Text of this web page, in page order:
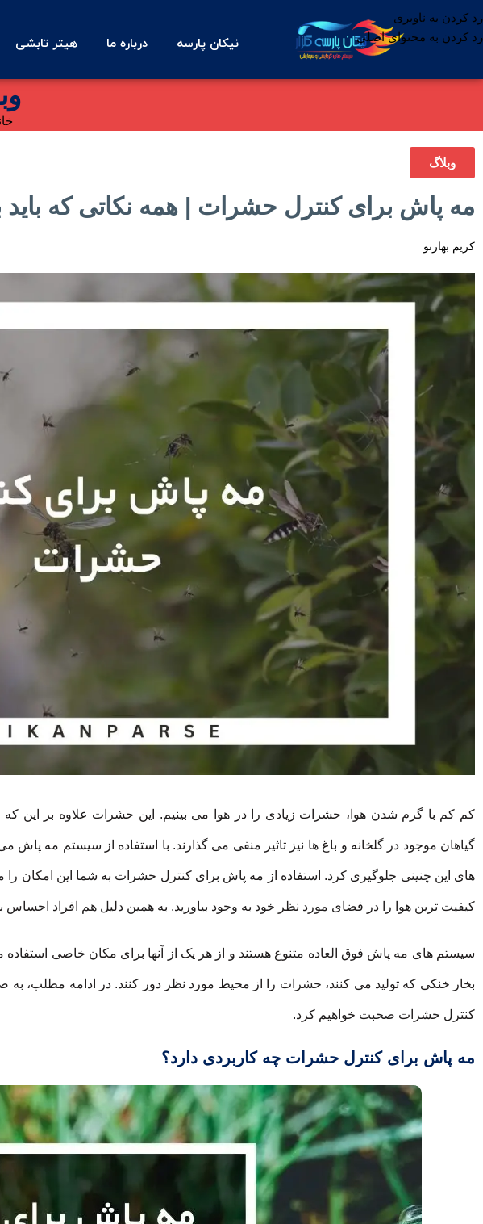
رد کردن به ناوبری
رد کردن به محتوای اصلی
نیکان پارسه درباره ما هیتر تابشی
وبلاگ
مه پاش برای کنترل حشرات | همه نکاتی که باید
کریم بهارنو
کم کم با گرم شدن هوا، حشرات زیادی را در هوا می بینیم. این حشرات علاوه بر این که
گیاهان موجود در گلخانه و باغ ها نیز تاثیر منفی می گذارند. با استفاده از سیستم مه
های این چنینی جلوگیری کرد. استفاده از مه پاش برای کنترل حشرات به شما این امکان را
کیفیت ترین هوا را در فضای مورد نظر خود به وجود بیاورید. به همین دلیل هم افراد احساس
سیستم های مه پاش فوق العاده متنوع هستند و از هر یک از آنها برای مکان خاصی استفاده
بخار خنکی که تولید می کنند، حشرات را از محیط مورد نظر دور کنند. در ادامه مطلب،
کنترل حشرات صحبت خواهیم کرد.
مه پاش برای کنترل حشرات چه کاربردی دارد؟